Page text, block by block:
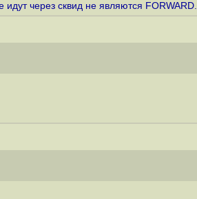
через сквид не являются FORWARD.